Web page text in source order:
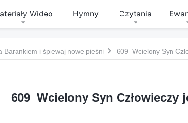
Wideo Hymny Czytania
Barankiem i śpiewaj nowe pieśni 609 Wcielony Syn
609 Wcielony Syn Człowieczy